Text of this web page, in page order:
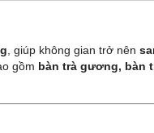
, giúp không gian trở nên
gồm bàn trà gương, bàn